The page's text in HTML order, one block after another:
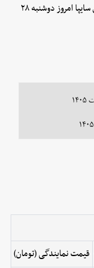
قیمت متوسط بازار آزاد و قیمت نمایندگی خودرو‌های سایپا امروز دوشنبه ۲۸
قیمت نمایندگی (تومان)